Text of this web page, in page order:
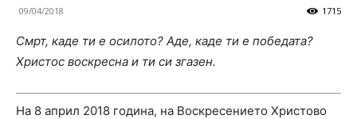
09/04/2018 1715
Смрт, каде ти е осилото? Аде, каде ти е победата?
Христос воскресна и ти си згазен.
На 8 април 2018 година, на Воскресението Христово